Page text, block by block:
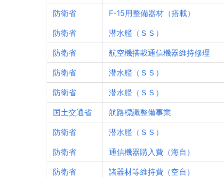
防衛省 F-15用整備器材（搭載）
防衛省 潜水艦（ＳＳ）
防衛省 航空機搭載通信機器維持修理
防衛省 潜水艦（ＳＳ）
防衛省 潜水艦（ＳＳ）
国土交通省 航路標識整備事業
防衛省 潜水艦（ＳＳ）
防衛省 通信機器購入費（海自）
防衛省 諸器材等維持費（空自）